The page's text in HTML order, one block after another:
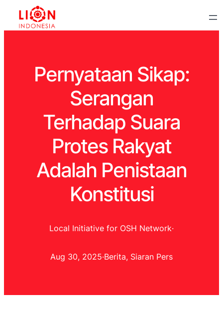
Pernyataan Sikap:
Serangan
Terhadap Suara
Protes Rakyat
Adalah Penistaan
Konstitusi
Local Initiative for OSH Network·
Aug 30, 2025·Berita, Siaran Pers